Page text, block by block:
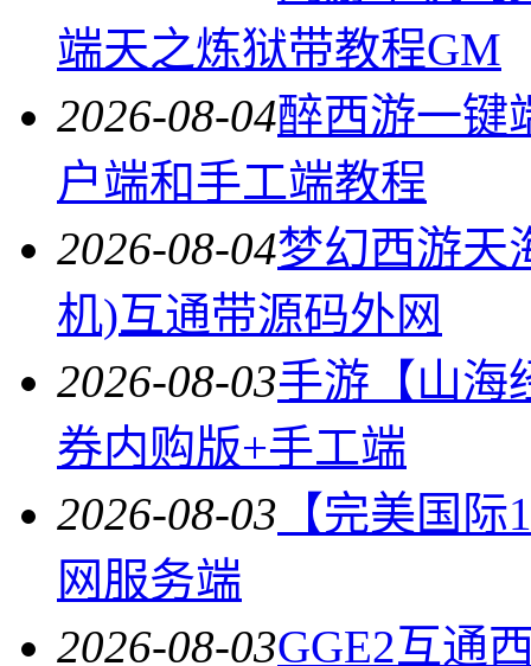
端天之炼狱带教程GM
2026-08-04醉西游一键
户端和手工端教程
2026-08-04梦幻西游天
机)互通带源码外网
2026-08-03手游【山海
券内购版+手工端
2026-08-03 【完美国
网服务端
2026-08-03GGE2互通